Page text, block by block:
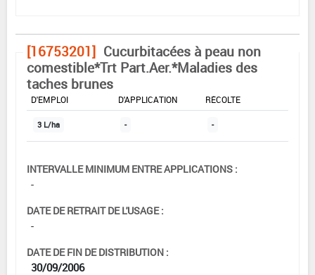
[16753201] Cucurbitacées à peau non
comestible*Trt Part.Aer.*Maladies des
taches brunes
DOSE MAX
D'EMPLOI
D'APPLICATION
RÉCOLTE
3 L/ha - -
INTERVALLE MINIMUM ENTRE APPLICATIONS :
-
DATE DE RETRAIT DE L'USAGE :
-
DATE DE FIN DE DISTRIBUTION :
30/09/2006